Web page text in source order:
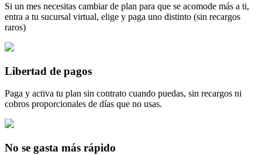
Si un mes necesitas cambiar de plan para que se acomode más a ti,
entra a tu sucursal virtual, elige y paga uno distinto (sin recargos
raros)
Libertad de pagos
Paga y activa tu plan sin contrato cuando puedas, sin recargos ni
cobros proporcionales de días que no usas.
No se gasta más rápido